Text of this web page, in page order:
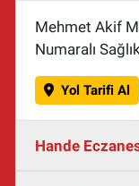
Mehmet Akif
Numaralı
Yol Tarifi Al
Hande